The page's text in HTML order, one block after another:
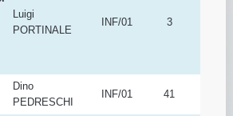
PIRRONE
INF/05
Luigi
PORTINALE
INF/01 3